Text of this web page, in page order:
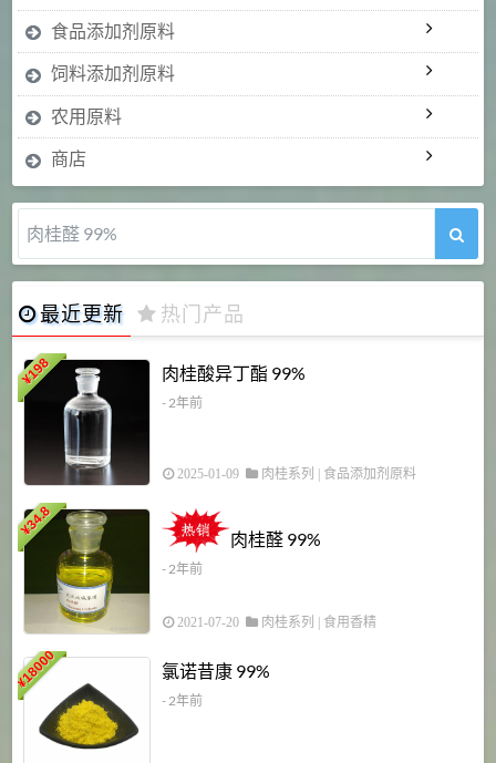
食品添加剂原料
饲料添加剂原料
农用原料
商店
肉桂醛 99%
最近更新 热门产品
¥
198 肉桂酸异丁酯 99%
- 2年前
2025-01-09 肉桂系列 | 食品添加剂原料
¥
34.8
肉桂醛 99%
- 2年前
2021-07-20 肉桂系列 食用香精
¥
18000 氯诺昔康 99%
- 2年前